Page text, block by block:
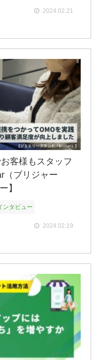
2024.02.21
客様もスタッフ
（ブリジャー
】
ンタビュー
2024.02.19